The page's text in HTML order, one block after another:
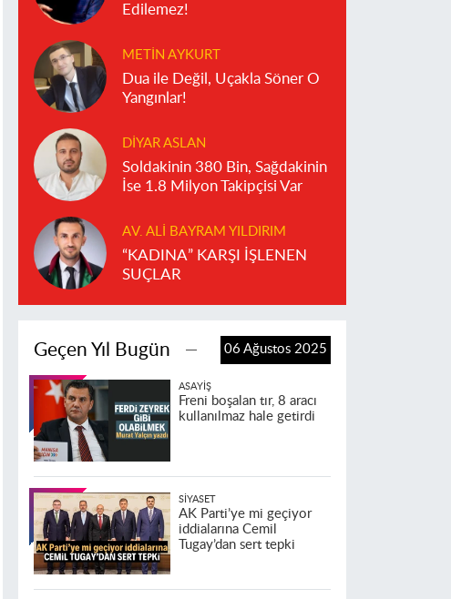
Edilemez!
METIN AYKURT
Dua ile Değil, Uçakla Söner O
Yangınlar!
DIYAR ASLAN
Soldakinin 380 Bin, Sağdakinin
İse 1.8 Milyon Takipçisi Var
AV. ALI BAYRAM YILDIRIM
“KADINA” KARŞI İŞLENEN
SUÇLAR
Geçen Yıl Bugün 06 Ağustos 2025
ASAYIŞ
Freni boşalan tır, 8 aracı
kullanılmaz hale getirdi
SIYASET
AK Parti’ye mi geçiyor
iddialarına Cemil
Tugay’dan sert tepki